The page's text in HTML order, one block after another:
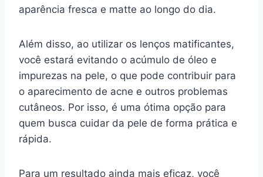
aparência fresca e matte ao longo do dia.
Além disso, ao utilizar os lenços matificantes,
você estará evitando o acúmulo de óleo e
impurezas na pele, o que pode contribuir para
o aparecimento de acne e outros problemas
cutâneos. Por isso, é uma ótima opção para
quem busca cuidar da pele de forma prática e
rápida.
Para um resultado ainda mais eficaz, você